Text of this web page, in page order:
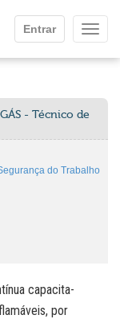
Entrar
- Técnico de
do Trabalho
capacita-
por